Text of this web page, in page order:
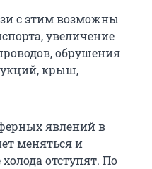
с этим возможны
увеличение
обрушения
крыш,
явлений в
меняться и
отступят. По